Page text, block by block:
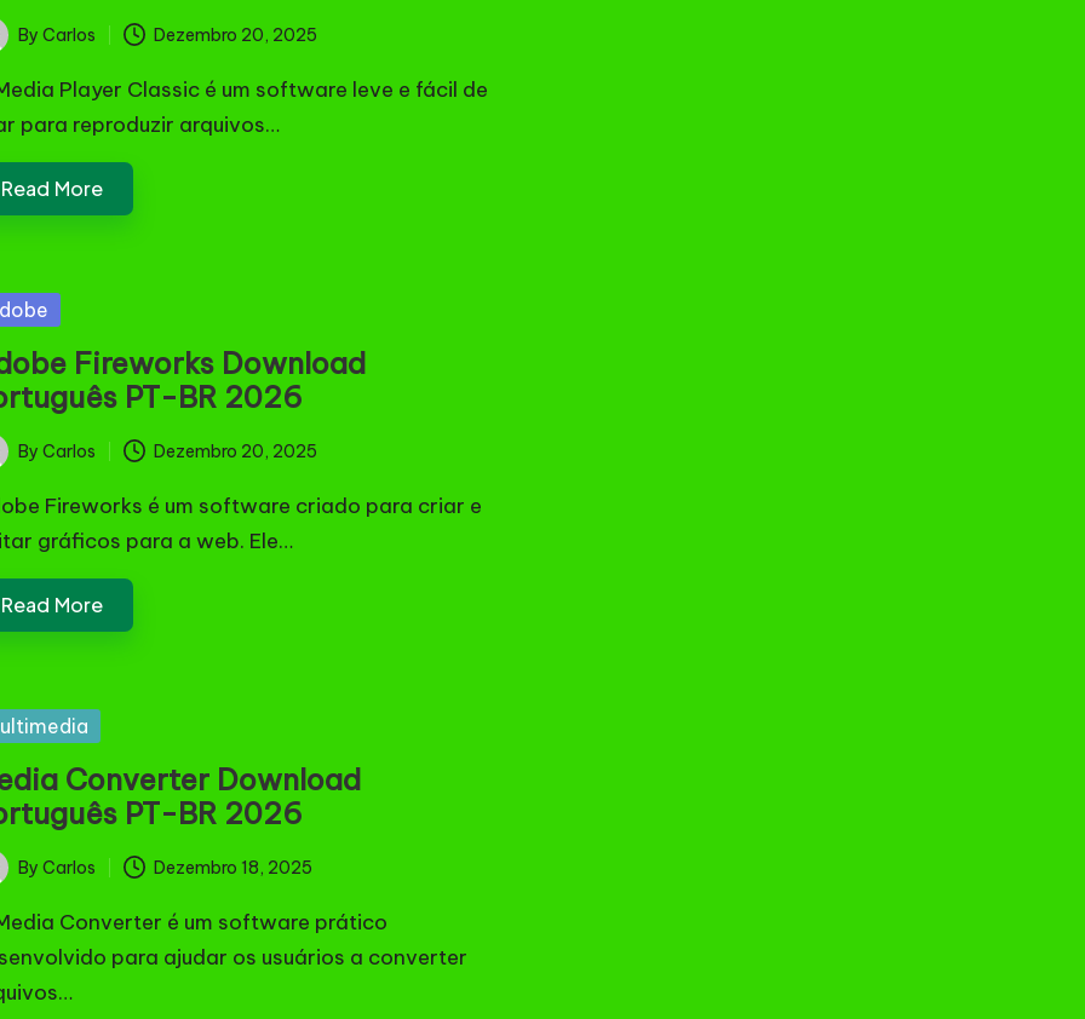
By Carlos Dezembro 20, 2025
Player Classic é um software leve e fácil de
para reproduzir arquivos…
Read More
Fireworks Download
PT-BR 2026
By Carlos Dezembro 20, 2025
Fireworks é um software criado para criar e
gráficos para a web. Ele…
Read More
Converter Download
PT-BR 2026
By Carlos Dezembro 18, 2025
Converter é um software prático
para ajudar os usuários a converter